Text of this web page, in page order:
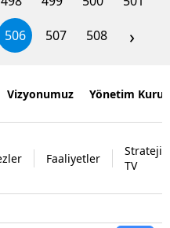
506 507 508 ›
Vizyonumuz Yönetim
Faaliyetler
Strateji
TV